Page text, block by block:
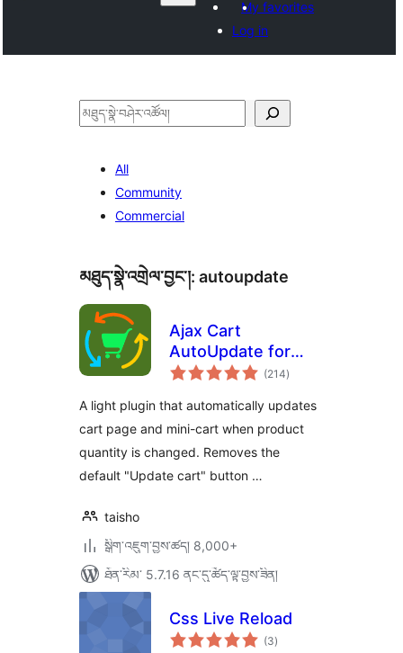
My favorites
Log in
བཤེར་
All
Community
Commercial
མཐུད་སྣེ་འགྲེལ་བྱང་།: autoupdate
Ajax Cart
AutoUpdate for
WooCommerce
(214གདེང་
འཇོག་
ཚང་།
)
A light plugin that automatically updates
cart page and mini-cart when product
quantity is changed. Removes the
default "Update cart" button …
taisho
སྒྲིག་འཇུག་བྱས་ཚད། 8,000+
ཐོན་རིམ་ 5.7.16 ནང་དུ་ཚོད་ལྟ་བྱས་ཟིན།
Css Live Reload
(3གདེང་
འཇོག་
)